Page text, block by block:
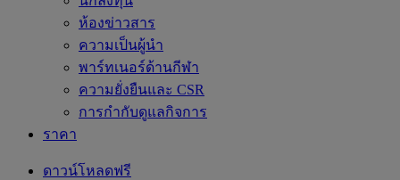
ห้องข่าวสาร
ความเป็นผู้นำ
พาร์ทเนอร์ด้านกีฬา
ความยั่งยืนและ CSR
การกำกับดูแลกิจการ
ราคา
ดาวน์โหลดฟรี